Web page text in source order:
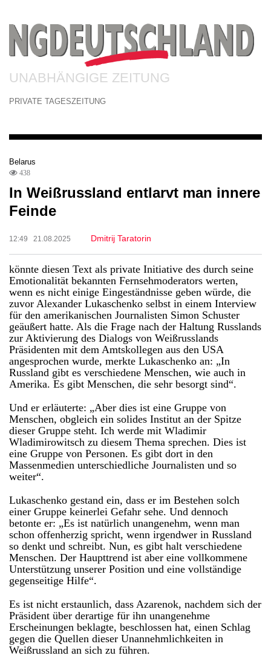
UNABHÄNGIGE ZEITUNG
PRIVATE TAGESZEITUNG
Belarus
438
In Weißrussland entlarvt man innere
Feinde
12:49 21.08.2025 Dmitrij Taratorin
könnte diesen Text als private Initiative des durch seine
Emotionalität bekannten Fernsehmoderators werten,
wenn es nicht einige Eingeständnisse geben würde, die
zuvor Alexander Lukaschenko selbst in einem Interview
für den amerikanischen Journalisten Simon Schuster
geäußert hatte. Als die Frage nach der Haltung Russlands
zur Aktivierung des Dialogs von Weißrusslands
Präsidenten mit dem Amtskollegen aus den USA
angesprochen wurde, merkte Lukaschenko an: „In
Russland gibt es verschiedene Menschen, wie auch in
Amerika. Es gibt Menschen, die sehr besorgt sind“.
Und er erläuterte: „Aber dies ist eine Gruppe von
Menschen, obgleich ein solides Institut an der Spitze
dieser Gruppe steht. Ich werde mit Wladimir
Wladimirowitsch zu diesem Thema sprechen. Dies ist
eine Gruppe von Personen. Es gibt dort in den
Massenmedien unterschiedliche Journalisten und so
weiter“.
Lukaschenko gestand ein, dass er im Bestehen solch
einer Gruppe keinerlei Gefahr sehe. Und dennoch
betonte er: „Es ist natürlich unangenehm, wenn man
schon offenherzig spricht, wenn irgendwer in Russland
so denkt und schreibt. Nun, es gibt halt verschiedene
Menschen. Der Haupttrend ist aber eine vollkommene
Unterstützung unserer Position und eine vollständige
gegenseitige Hilfe“.
Es ist nicht erstaunlich, dass Azarenok, nachdem sich der
Präsident über derartige für ihn unangenehme
Erscheinungen beklagte, beschlossen hat, einen Schlag
gegen die Quellen dieser Unannehmlichkeiten in
Weißrussland an sich zu führen.